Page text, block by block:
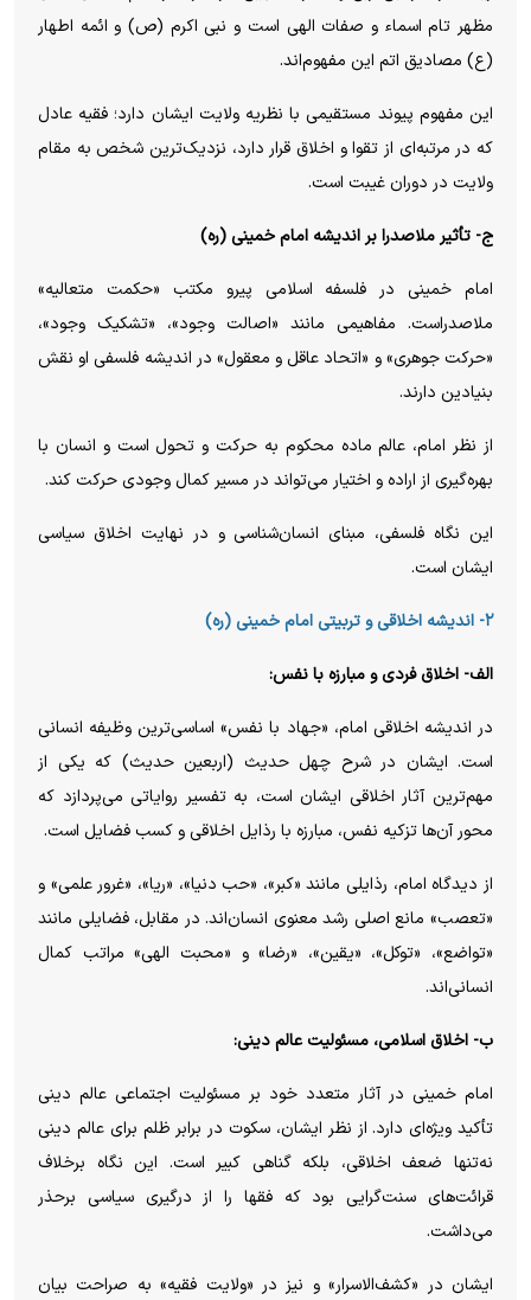
مظهر تام اسماء و صفات الهی است و نبی اکرم (ص) و ائمه اطهار
(ع) مصادیق اتم این مفهوم‌اند.
این مفهوم پیوند مستقیمی با نظریه ولایت ایشان دارد؛ فقیه عادل
که در مرتبه‌ای از تقوا و اخلاق قرار دارد، نزدیک‌ترین شخص به مقام
ولایت در دوران غیبت است.
ج- تأثیر ملاصدرا بر اندیشه امام خمینی (ره)
امام خمینی در فلسفه اسلامی پیرو مکتب «حکمت متعالیه»
ملاصدراست. مفاهیمی مانند «اصالت وجود»، «تشکیک وجود»،
«حرکت جوهری» و «اتحاد عاقل و معقول» در اندیشه فلسفی او نقش
بنیادین دارند.
از نظر امام، عالم ماده محکوم به حرکت و تحول است و انسان با
بهره‌گیری از اراده و اختیار می‌تواند در مسیر کمال وجودی حرکت کند.
این نگاه فلسفی، مبنای انسان‌شناسی و در نهایت اخلاق سیاسی
ایشان است.
۲- اندیشه اخلاقی و تربیتی امام خمینی (ره)
الف- اخلاق فردی و مبارزه با نفس:
در اندیشه اخلاقی امام، «جهاد با نفس» اساسی‌ترین وظیفه انسانی
است. ایشان در شرح چهل حدیث (اربعین حدیث) که یکی از
مهم‌ترین آثار اخلاقی ایشان است، به تفسیر روایاتی می‌پردازد که
محور آن‌ها تزکیه نفس، مبارزه با رذایل اخلاقی و کسب فضایل است.
از دیدگاه امام، رذایلی مانند «کبر»، «حب دنیا»، «ریا»، «غرور علمی» و
«تعصب» مانع اصلی رشد معنوی انسان‌اند. در مقابل، فضایلی مانند
«تواضع»، «توکل»، «یقین»، «رضا» و «محبت الهی» مراتب کمال
انسانی‌اند.
ب- اخلاق اسلامی، مسئولیت عالم دینی:
امام خمینی در آثار متعدد خود بر مسئولیت اجتماعی عالم دینی
تأکید ویژه‌ای دارد. از نظر ایشان، سکوت در برابر ظلم برای عالم دینی
نه‌تنها ضعف اخلاقی، بلکه گناهی کبیر است. این نگاه برخلاف
قرائت‌های سنت‌گرایی بود که فقها را از درگیری سیاسی برحذر
می‌داشت.
ایشان در «کشف‌الاسرار» و نیز در «ولایت فقیه» به صراحت بیان